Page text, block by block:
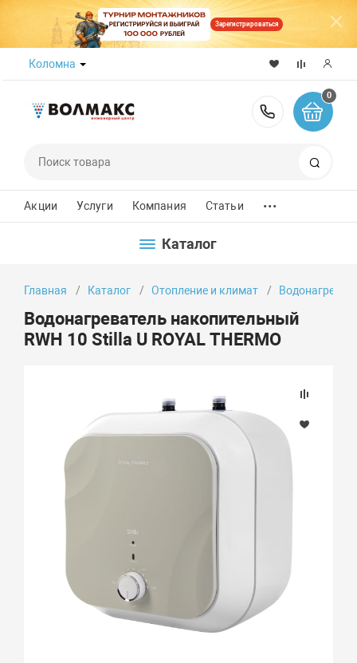
Зарегистрироваться
Коломна
8 (800)
0
Акции Услуги Компания Статьи ...
Каталог
Главная Каталог Отопление и климат
Водонагреватель накопительный
RWH 10 Stilla U ROYAL THERMO